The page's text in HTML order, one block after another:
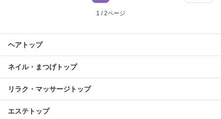
1 / 2ページ
ヘアトップ
ネイル・まつげトップ
リラク・マッサージトップ
エステトップ